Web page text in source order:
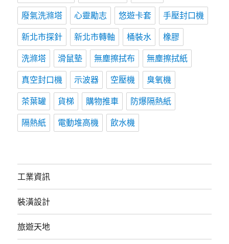
廢氣洗滌塔 心靈勵志 悠遊卡套 手壓封口機
新北市探針 新北市轉軸 桶裝水 橡膠
洗滌塔 滑鼠墊 無塵擦拭布 無塵擦拭紙
真空封口機 示波器 空壓機 臭氧機
茶葉罐 貨梯 購物推車 防爆隔熱紙
隔熱紙 電動堆高機 飲水機
工業資訊
裝潢設計
旅遊天地